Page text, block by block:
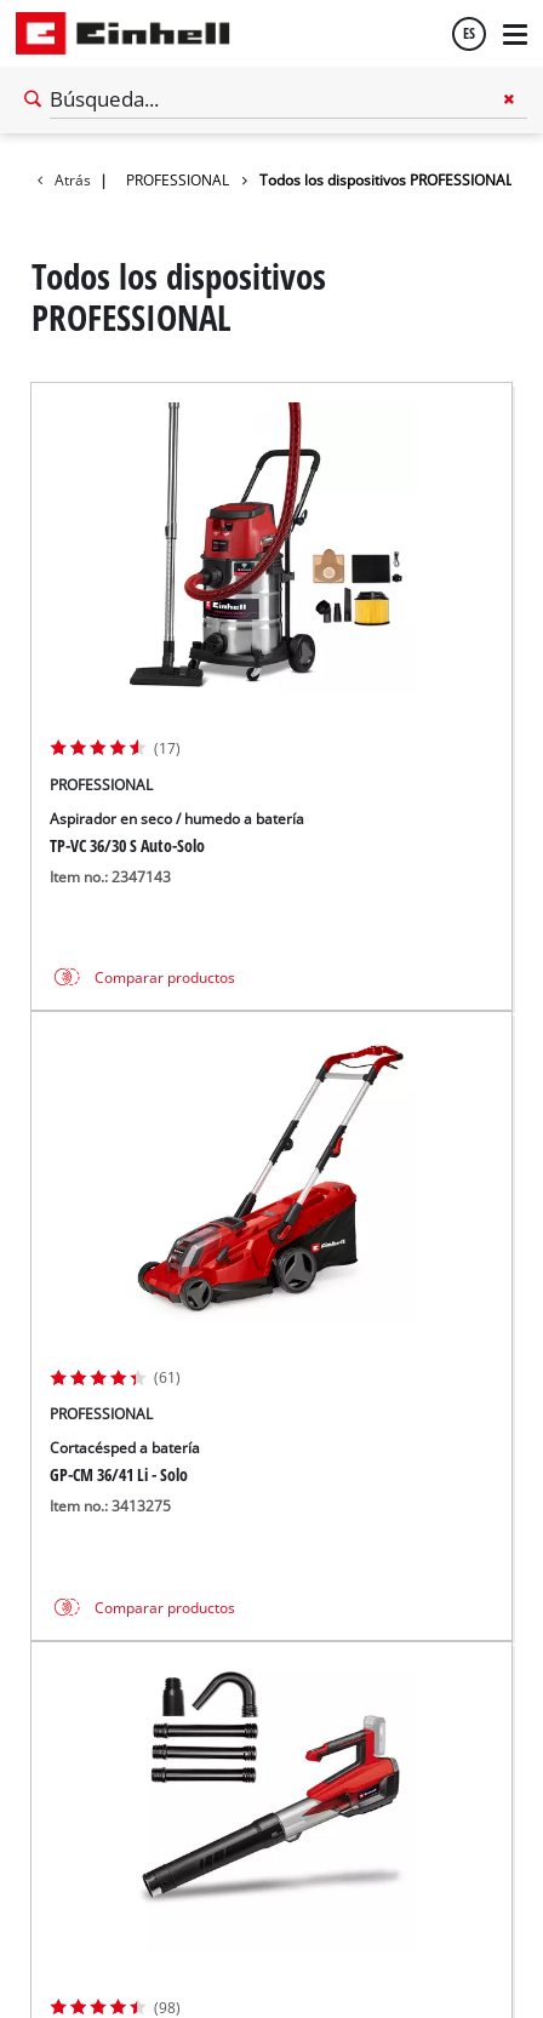
ES
Atrás |
de baterías PROFESSIONAL Todos los dispositivos PROFESSIONAL
Todos los dispositivos
PROFESSIONAL
(17)
PROFESSIONAL
Aspirador en seco / humedo a batería
TP-VC 36/30 S Auto-Solo
Item no.: 2347143
Comparar productos
(61)
PROFESSIONAL
Cortacésped a batería
GP-CM 36/41 Li - Solo
Item no.: 3413275
Comparar productos
(98)